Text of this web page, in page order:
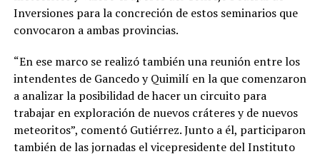
Inversiones para la concreción de estos seminarios que
convocaron a ambas provincias.
“En ese marco se realizó también una reunión entre los
intendentes de Gancedo y Quimilí en la que comenzaron
a analizar la posibilidad de hacer un circuito para
trabajar en exploración de nuevos cráteres y de nuevos
meteoritos”, comentó Gutiérrez. Junto a él, participaron
también de las jornadas el vicepresidente del Instituto